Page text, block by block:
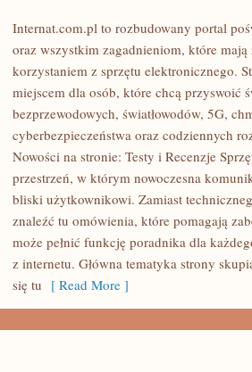
TESTY
RECENZJE
SPRZĘTU
Internat.com.pl to rozbudowany portal
oraz wszystkim zagadnieniom, które
korzystaniem z sprzętu elektronicznego.
miejscem dla osób, które chcą przyswoić
bezprzewodowych, światłowodów, 5G,
cyberbezpieczeństwa oraz codziennych
Nowości na stronie: Testy i Recenzje
przestrzeń, w którym nowoczesna
bliski użytkownikowi. Zamiast
znaleźć tu omówienia, które pomagają
może pełnić funkcję poradnika dla
z internetu. Główna tematyka strony
się tu [ Read More ]